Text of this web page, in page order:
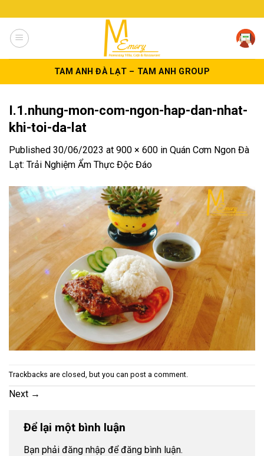
to
content
TAM ANH ĐÀ LẠT – TAM ANH GROUP
I.1.nhung-mon-com-ngon-hap-dan-nhat-
khi-toi-da-lat
Published 30/06/2023 at 900 × 600 in Quán Cơm Ngon Đà
Lạt: Trải Nghiệm Ẩm Thực Độc Đáo
Trackbacks are closed, but you can post a comment.
Next →
Để lại một bình luận
Bạn phải đăng nhập để đăng bình luận.